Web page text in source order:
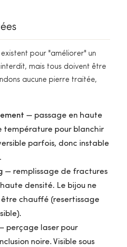
pour "améliorer" un
mais tous doivent être
aucune pierre traitée,
— passage en haute
température pour blanchir
parfois, donc instable
— remplissage de fractures
densité. Le bijou ne
chauffé (resertissage
perçage laser pour
noire. Visible sous